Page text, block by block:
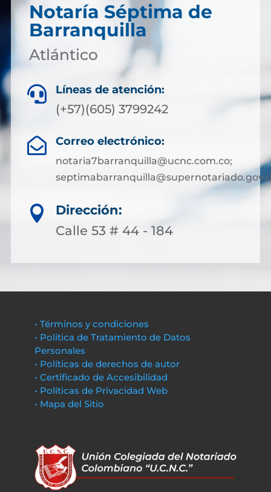
Notaría Séptima de
Barranquilla
Atlántico
 Líneas de atención:
(+57)(605) 3799242
 Correo electrónico:
notaria7barranquilla@ucnc.com.co;

Dirección:
Calle 53 # 44 - 184
• Términos y condiciones
• Política de Tratamiento de Datos
Personales
• Políticas de derechos de autor
• Certificado de Accesibilidad
• Políticas de Privacidad Web
• Mapa del Sitio